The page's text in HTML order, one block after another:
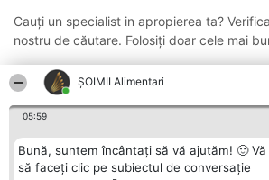
ŞOIMII Alimentari
05:59
Bună, suntem încântați să vă ajutăm! 🙂 Vă
să faceți clic pe subiectul de conversație
Cauți un specialist in apropierea ta?
nostru de căutare. Folosiți doar cele mai